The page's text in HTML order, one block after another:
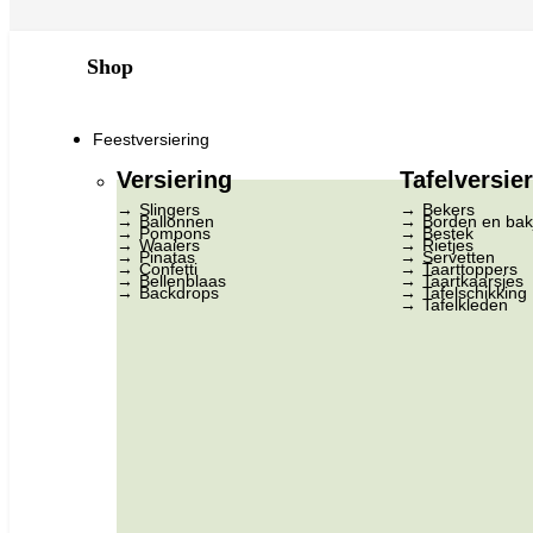
Shop
Feestversiering
Versiering
Slingers
Ballonnen
Pompons
Waaiers
Pinatas
Confetti
Bellenblaas
Backdrops
Bekers
Borden en
Bestek
Rietjes
Servetten
Taarttoppers
Taartkaarsjes
Tafelschikking
Tafelkleden